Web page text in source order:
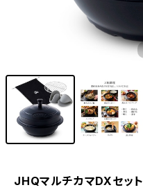
JHQマルチカマDXセット